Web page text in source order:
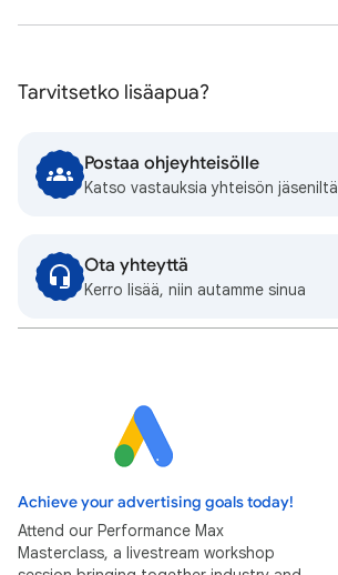
Tarvitsetko lisäapua?
Postaa ohjeyhteisölle
Katso vastauksia yhteisön jäseniltä
Ota yhteyttä
Kerro lisää, niin autamme sinua
Achieve your advertising goals today!
Attend our Performance Max
Masterclass, a livestream workshop